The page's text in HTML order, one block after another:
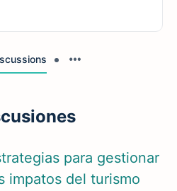
para gestionar
impatos del turismo